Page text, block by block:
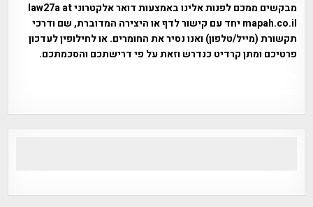
מבקשים ממכם לפנות אלינו באמצעות דואר אלקטרוני law27a at
mapah.co.il יחד עם קישור לדף או היצירה המדוברת, שם ודרכי
תקשורת (מייל/טלפון) ואנו נסיר את החומרים. או לחילופין לעדכון
פרטיכם ומתן קרדיט כנדרש וזאת על פי דרישתכם והסכמתכם.